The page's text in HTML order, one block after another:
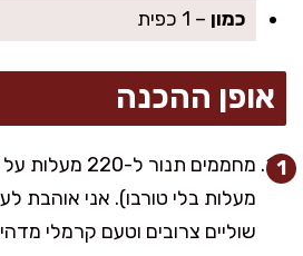
כמון – 1 כפית
אופן ההכנה
מעלות בלי טורבו). אני אוהבת
שוליים צרובים וטעם קרמלי